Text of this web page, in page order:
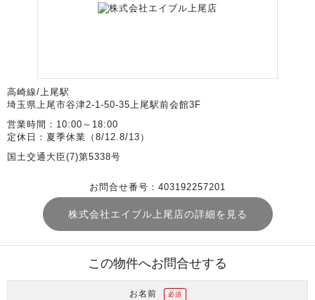
高崎線/上尾駅
埼玉県上尾市谷津2-1-50-35上尾駅前会館3F
営業時間：10:00～18:00
定休日：夏季休業（8/12.8/13）
国土交通大臣(7)第5338号
お問合せ番号：403192257201
株式会社エイブル上尾店の詳細を見る
この物件へお問合せする
お名前 必須